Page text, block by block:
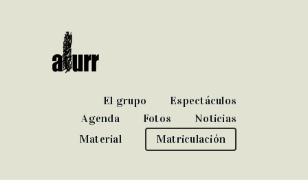
El grupo
Espectáculos
Agenda
Fotos
Noticias
Material
Matriculación